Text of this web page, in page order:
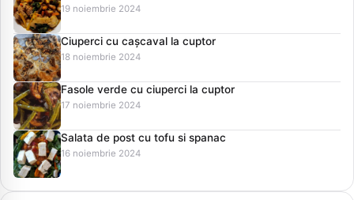
19 noiembrie 2024
Ciuperci cu cașcaval la cuptor
18 noiembrie 2024
Fasole verde cu ciuperci la cuptor
17 noiembrie 2024
Salata de post cu tofu si spanac
16 noiembrie 2024